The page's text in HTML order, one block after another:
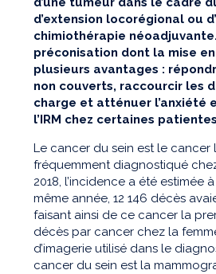
d’extension locorégional ou
chimiothérapie
préconisation dont la mise
plusieurs avantages :
non couverts, raccourcir les
charge et atténuer l’anxiété
l’IRM chez certaines
Le cancer du sein est le cancer
fréquemment diagnostiqué
2018, l’incidence a été estimée
même année, 12 146 décès
faisant ainsi de ce cancer la
décès par cancer chez la
d’imagerie utilisé dans le
cancer du sein est la